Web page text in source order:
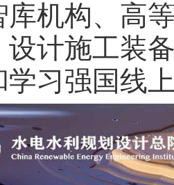
库机构、高
设计施工装
学习强国线